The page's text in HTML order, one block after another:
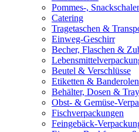
Pommes-,
Catering
Tragetaschen &
Einweg-Geschirr
Becher, Flaschen &
Beutel & Verschlüsse
Etiketten & Banderolen
Behälter, Dosen &
Obst- & Gemüse-
Fischverpackungen
Feingebäck-